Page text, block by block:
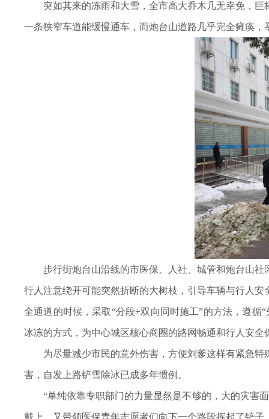
突如其来的冻雨和大雪，全市高大乔木几无幸免，巨
一条狭窄车道能缓慢通车，而炮台山道路几乎完全瘫痪
步行街炮台山沿线的市医保、人社、城管和炮台山社
行人注意绕开可能突然折断的大树枝，引导车辆与行人
全通道的时候，采取“分段+双向同时施工”的方法，遵循
冰冻的方式，为中心城区核心商圈的路网畅通和行人安全
为尽量减少市民的意外伤害，方便刘爹这样有紧急特
害，自发上路铲雪除冰已成多年惯例。
“单纯依靠专职部门的力量显然是不够的，大的灾害面
戴上，又带领医保青年志愿者们向下一个路段挥起了铲子